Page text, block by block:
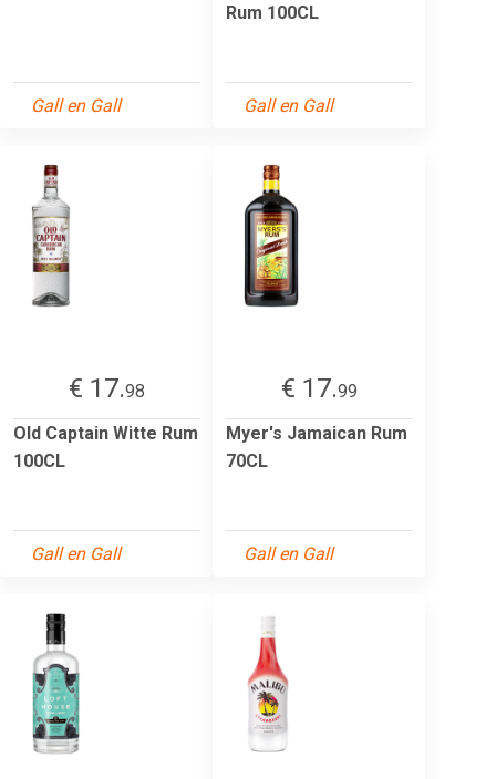
Gall en Gall
Rum 100CL
Gall en Gall
€ 17.98
Old Captain Witte Rum
100CL
Gall en Gall
€ 17.99
Myer's Jamaican Rum
70CL
Gall en Gall